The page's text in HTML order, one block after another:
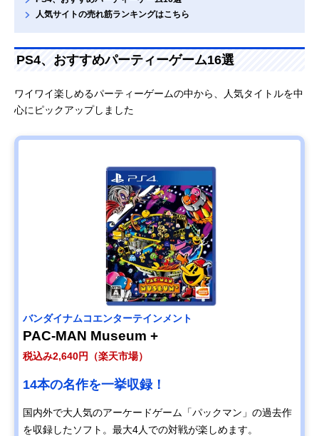
人気サイトの売れ筋ランキングはこちら
PS4、おすすめパーティーゲーム16選
ワイワイ楽しめるパーティーゲームの中から、人気タイトルを中
心にピックアップしました
バンダイナムコエンターテインメント
PAC-MAN Museum +
税込み2,640円（楽天市場）
14本の名作を一挙収録！
国内外で大人気のアーケードゲーム「パックマン」の過去作
を収録したソフト。最大4人での対戦が楽しめます。